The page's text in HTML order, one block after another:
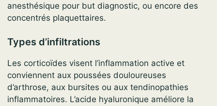
anesthésique pour but diagnostic, ou encore des
concentrés plaquettaires.
Types d’infiltrations
Les corticoïdes visent l’inflammation active et
conviennent aux poussées douloureuses
d’arthrose, aux bursites ou aux tendinopathies
inflammatoires. L’acide hyaluronique améliore la